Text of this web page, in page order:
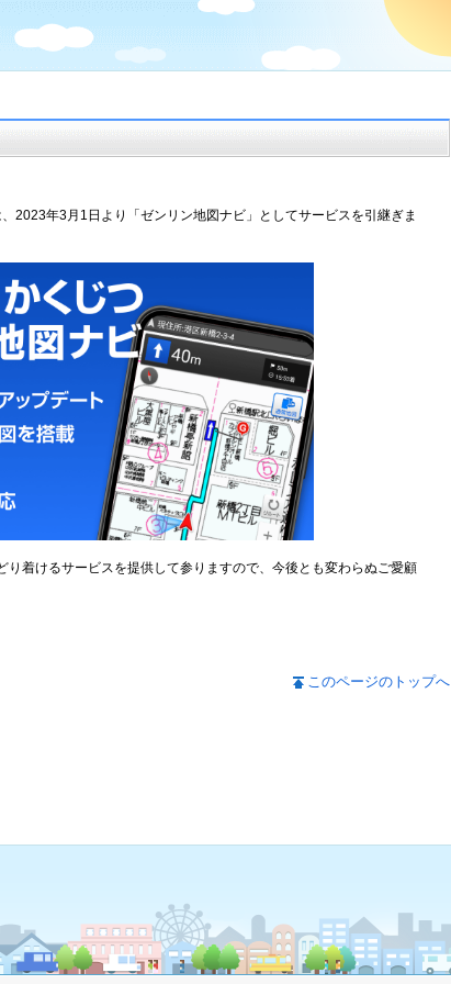
2023年3月1日より「ゼンリン地図ナビ」としてサービスを引継ぎま
り着けるサービスを提供して参りますので、今後とも変わらぬご愛顧
このページのトップへ